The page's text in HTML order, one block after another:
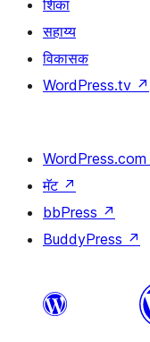
शिका
सहाय्य
विकासक
WordPress.tv ↗
WordPress.com
मॅट ↗
bbPress ↗
BuddyPress ↗